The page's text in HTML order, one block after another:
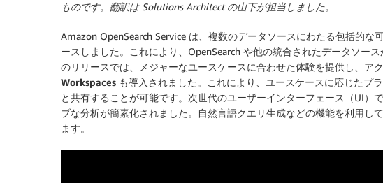
ものです。翻訳は Solutions Architect の山下が担当しました。
Amazon OpenSearch Service は、 複数のデータソースにわたる包括的な
ースしました。これにより、OpenSearch や他の統合されたデータソー
のリリースでは、メジャーなユースケースに合わせた体験を提供し、ア
Workspaces も導入されました。これにより、ユースケースに応じたプ
と共有することが可能です。次世代のユーザーインターフェース（UI）で
ブな分析が簡素化されました。自然言語クエリ生成などの機能を利用し
ます。